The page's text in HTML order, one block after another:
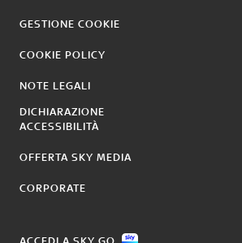
GESTIONE COOKIE
COOKIE POLICY
NOTE LEGALI
DICHIARAZIONE
ACCESSIBILITÀ
OFFERTA SKY MEDIA
CORPORATE